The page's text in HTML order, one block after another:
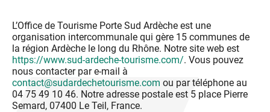
L’Office de Tourisme Porte Sud Ardèche est une
organisation intercommunale qui gère 15 communes de
la région Ardèche le long du Rhône. Notre site web est
https://www.sud-ardeche-tourisme.com/. Vous pouvez
nous contacter par e-mail à
contact@sudardechetourisme.com ou par téléphone au
04 75 49 10 46. Notre adresse postale est 5 place Pierre
Semard, 07400 Le Teil, France.